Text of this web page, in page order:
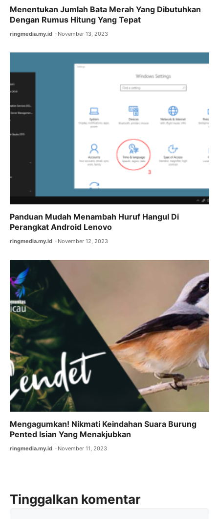
Menentukan Jumlah Bata Merah Yang Dibutuhkan
Dengan Rumus Hitung Yang Tepat
ringmedia.my.id November 13, 2023
Panduan Mudah Menambah Huruf Hangul Di
Perangkat Android Lenovo
ringmedia.my.id November 12, 2023
Mengagumkan! Nikmati Keindahan Suara Burung
Pented Isian Yang Menakjubkan
ringmedia.my.id November 11, 2023
Tinggalkan komentar